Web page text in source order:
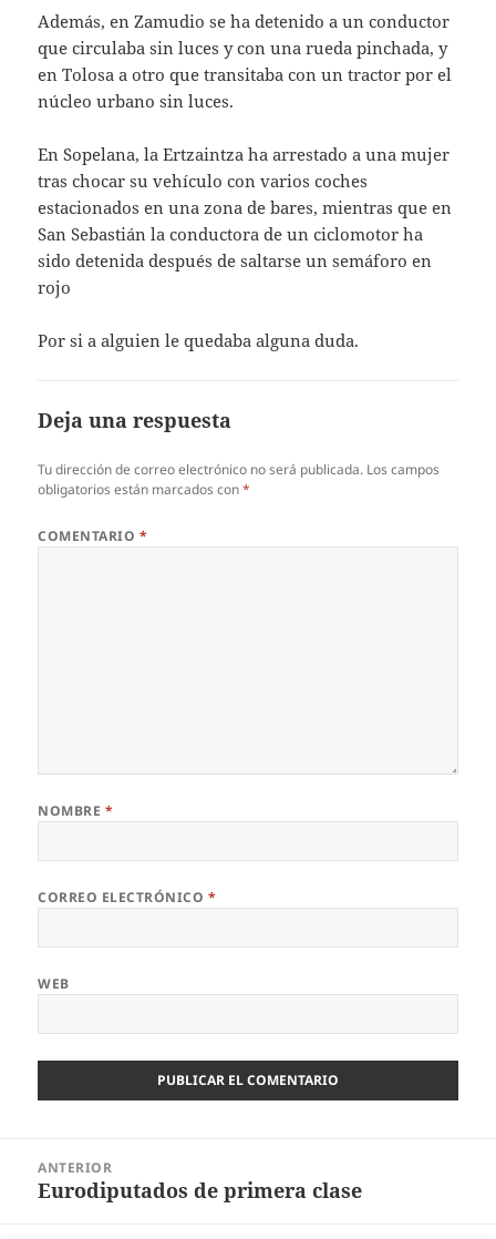
Además, en Zamudio se ha detenido a un conductor
que circulaba sin luces y con una rueda pinchada, y
en Tolosa a otro que transitaba con un tractor por el
núcleo urbano sin luces.
En Sopelana, la Ertzaintza ha arrestado a una mujer
tras chocar su vehículo con varios coches
estacionados en una zona de bares, mientras que en
San Sebastián la conductora de un ciclomotor ha
sido detenida después de saltarse un semáforo en
rojo
Por si a alguien le quedaba alguna duda.
Deja una respuesta
Tu dirección de correo electrónico no será publicada. Los campos
obligatorios están marcados con*
COMENTARIO *
NOMBRE *
CORREO ELECTRÓNICO *
WEB
entradas
ANTERIOR
Entrada
Eurodiputados de primera clase